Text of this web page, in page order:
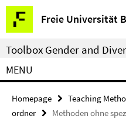
Springe
direkt
zu
Inhalt
Freie Universität
Service
Navigation
Toolbox Gender and
MENU
Homepage Teaching
ordner
Methoden ohne